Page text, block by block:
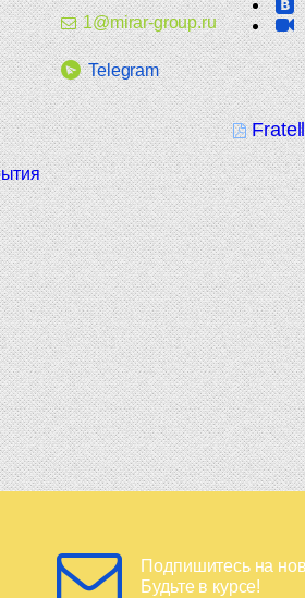
1@mirar-group.ru
Telegram
Подпишитесь на
Будьте в курсе!